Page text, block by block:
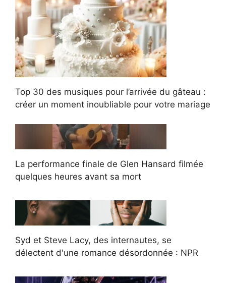
Top 30 des musiques pour l’arrivée du gâteau :
créer un moment inoubliable pour votre mariage
La performance finale de Glen Hansard filmée
quelques heures avant sa mort
Syd et Steve Lacy, des internautes, se
délectent d'une romance désordonnée : NPR